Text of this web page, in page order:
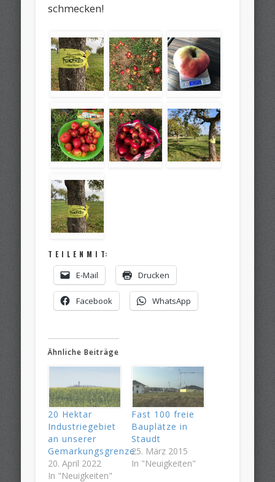
schmecken!
T E I L E N M I T:
E-Mail Drucken
Facebook WhatsApp
Ähnliche Beiträge
20 Hektar
Industriegebiet
an unserer
Gemarkungsgrenze
20. April 2022
In "Neuigkeiten"
Fast 100 freie
Bauplätze in
Staudt
25. März 2015
In "Neuigkeiten"